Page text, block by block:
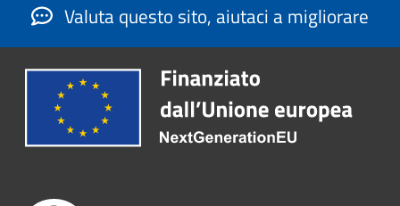
Valuta questo sito, aiutaci a migliorare